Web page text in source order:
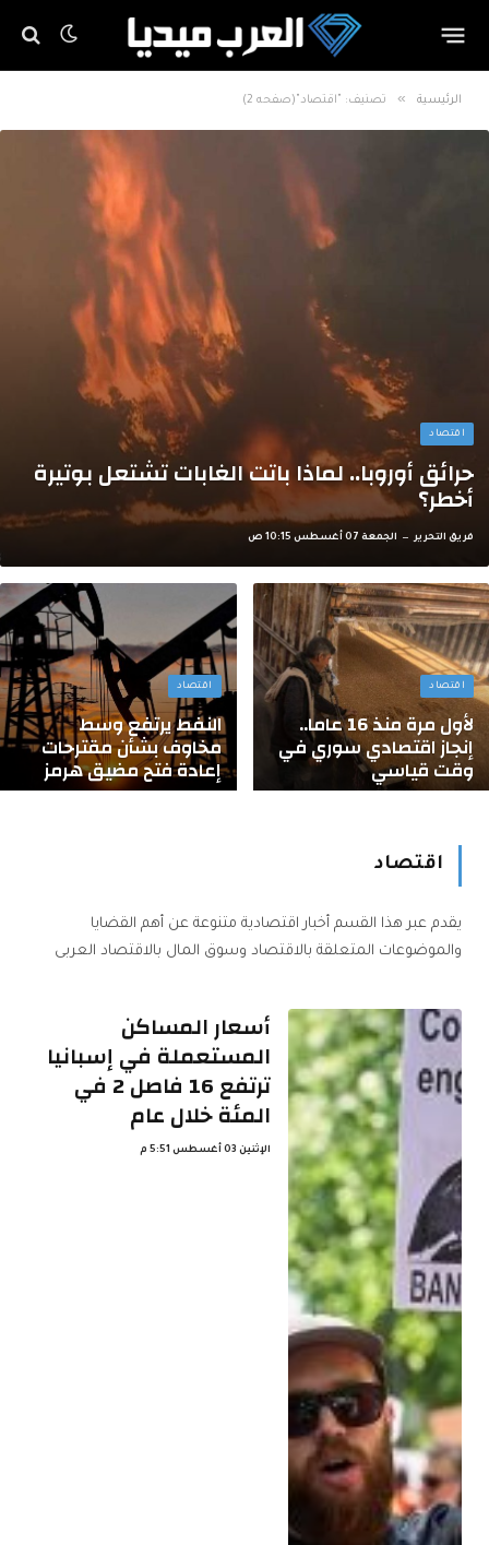
الرئيسية » تصنيف: "اقتصاد"(صفحه 2)
اقتصاد
حرائق أوروبا.. لماذا باتت الغابات تشتعل بوتيرة
أخطر؟
فريق التحرير الجمعة 07 أغسطس 10:15 ص
اقتصاد
لأول مرة منذ 16 عاما..
إنجاز اقتصادي سوري في
وقت قياسي
اقتصاد
النفط يرتفع وسط
مخاوف بشأن مقترحات
إعادة فتح مضيق هرمز
اقتصاد
يقدم عبر هذا القسم أخبار اقتصادية متنوعة عن أهم القضايا
والموضوعات المتعلقة بالاقتصاد وسوق المال بالاقتصاد العربى
أسعار المساكن
المستعملة في إسبانيا
ترتفع 16 فاصل 2 في
المئة خلال عام
الإثنين 03 أغسطس 5:51 م